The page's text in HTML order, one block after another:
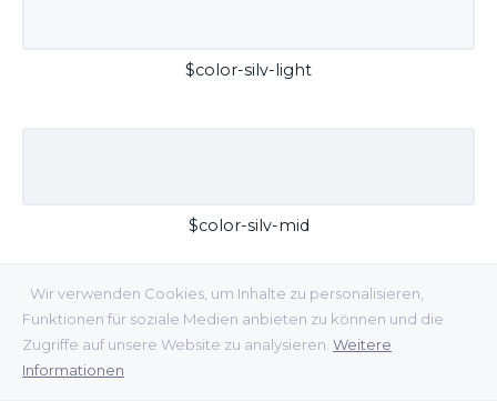
Wir verwenden Cookies, um Inhalte zu personalisieren,
Funktionen für soziale Medien anbieten zu können und die
Zugriffe auf unsere Website zu analysieren. Weitere
Informationen
$color-silv-light
$color-silv-mid